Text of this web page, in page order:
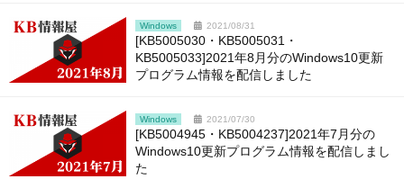
Windows 2021/08/31
[KB5005030・KB5005031・
KB5005033]2021年8月分のWindows10更新
プログラム情報を配信しました
Windows 2021/07/30
[KB5004945・KB5004237]2021年7月分の
Windows10更新プログラム情報を配信しまし
た